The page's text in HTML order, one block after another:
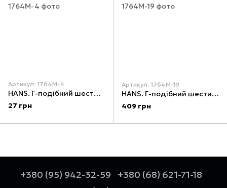
Артикул: 1764М-4
HANS. Г-подібний шестигранник 4 мм (1764M-4) (1764М-4)
27 грн
Артикул: 1764М-19
HANS. Г-подібний шестигранник 19 мм (1764M-19) (1764М-19)
409 грн
+380 (95) 942-32-59
+380 (68) 621-71-18